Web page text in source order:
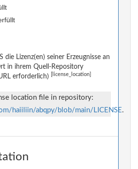
die Lizenz(en) seiner Erzeugnisse an
in ihrem Quell-Repository
erforderlich)
[license_location]
location file in repository:
haiiliin/abqpy/blob/main/LICENSE.